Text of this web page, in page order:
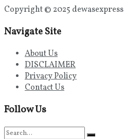
Copyright © 2025 dewasexpress
Navigate Site
About Us
DISCLAIMER
Privacy Policy
Contact Us
Follow Us